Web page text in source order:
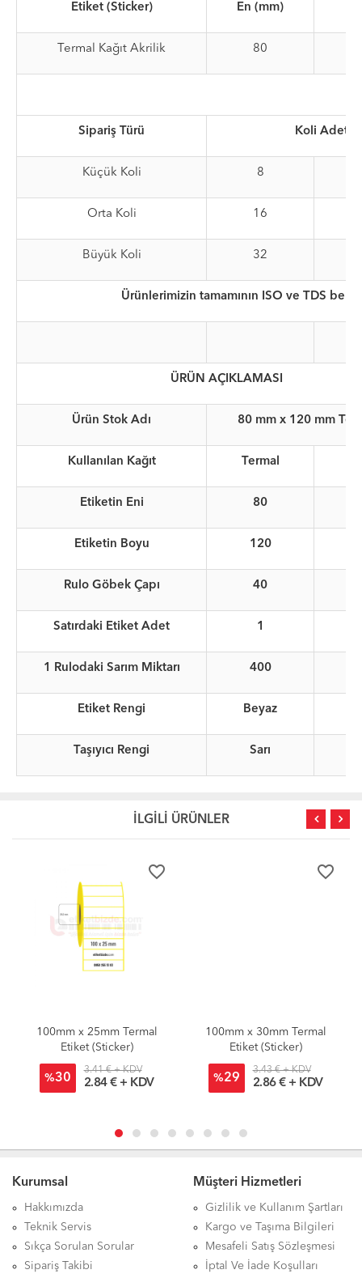
Etiket (Sticker) En (mm)
Termal Kağıt Akrilik 80
Sipariş Türü Koli Adet
Küçük Koli 8
Orta Koli 16
Büyük Koli 32
Ürünlerimizin tamamının ISO ve TDS
ÜRÜN AÇIKLAMASI
Ürün Stok Adı 80 mm x 120 mm
Kullanılan Kağıt Termal
Etiketin Eni 80
Etiketin Boyu 120
Rulo Göbek Çapı 40
Satırdaki Etiket Adet 1
1 Rulodaki Sarım Miktarı 400
Etiket Rengi Beyaz
Taşıyıcı Rengi Sarı
İLGİLİ ÜRÜNLER
favorite_border
100mm x 25mm Termal
Etiket (Sticker)
%30
3.41 € + KDV
2.84 € + KDV
favorite_border
100mm x 30mm Termal
Etiket (Sticker)
%29
3.43 € + KDV
2.86 € + KDV
Kurumsal
Hakkımızda
Teknik Servis
Sıkça Sorulan Sorular
Sipariş Takibi
Müşteri Hizmetleri
Gizlilik ve Kullanım Şartları
Kargo ve Taşıma Bilgileri
Mesafeli Satış Sözleşmesi
İptal Ve İade Koşulları